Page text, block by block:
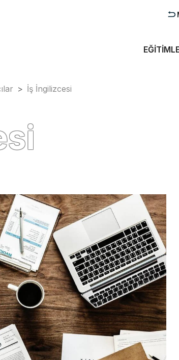
> İş İngilizcesi